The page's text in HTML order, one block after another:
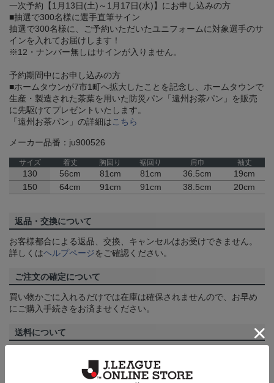
一次予約【1月13日(土)～1月17日(水)】にお申し込みの方
■抽選で300名様に選手直筆サイン
抽選で300名様に、ご予約いただいたユニフォームに対象選手のサ
インを入れてお届けします！
※12・ナンバー無しはサインが入りません。
予約期間中にお申し込みの方
■ホームタウンが7市1町へ拡大したことを記念し、ホームタウンで
生産・製造された茶葉を用いた防災パン「遠州お茶パン」を販売
に先駆けてプレゼントいたします。
「遠州お茶パン」の詳細は こちら
メーカー品番：ju900526
サイズ 着丈 胸回り 裾回り 肩巾 袖丈
130 56cm 81cm 81cm 36.5cm
19cm
150
64cm 91cm 91cm 38.5cm 20cm
返品・交換について
お客様都合による返品、交換、キャンセルはお受けできません。
詳しくはヘルプページをご確認ください。
ご注文の確定について
買い物かごに入れるだけでは在庫は確保されませんので、お早め
にご購入手続きをお済ませください。
送料について
をご確認ください。